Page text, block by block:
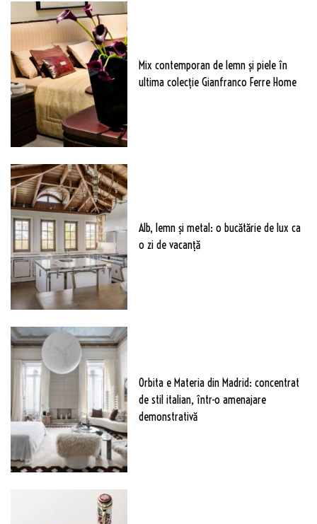
Mix contemporan de lemn şi piele în
ultima colecție Gianfranco Ferre Home
Alb, lemn și metal: o bucătărie de lux ca
o zi de vacanță
Orbita e Materia din Madrid: concentrat
de stil italian, într-o amenajare
demonstrativă